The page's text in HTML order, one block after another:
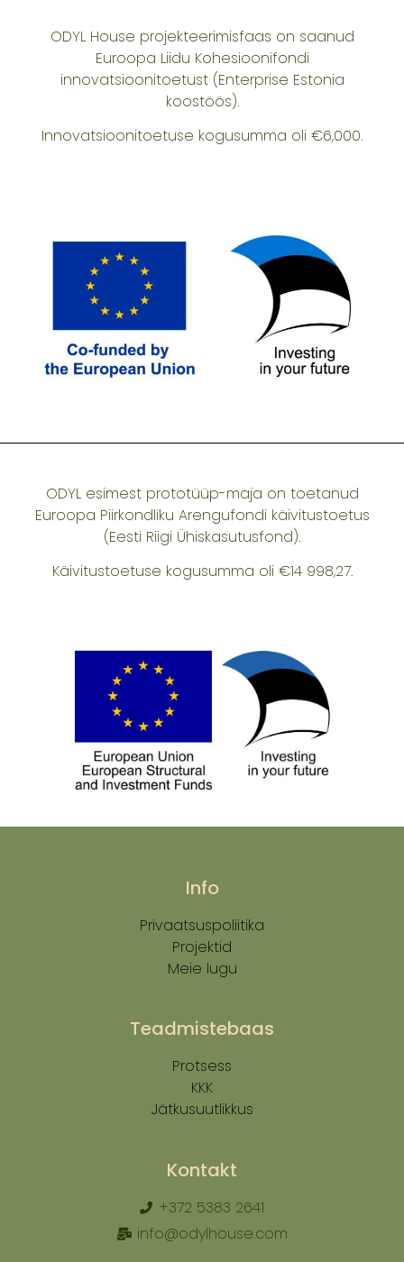
ODYL House projekteerimisfaas on saanud
Euroopa Liidu Kohesioonifondi
innovatsioonitoetust (Enterprise Estonia
koostöös).
Innovatsioonitoetuse kogusumma oli €6,000.
ODYL esimest prototüüp-maja on toetanud
Euroopa Piirkondliku Arengufondi käivitustoetus
(Eesti Riigi Ühiskasutusfond).
Käivitustoetuse kogusumma oli €14 998,27.
Info
Privaatsuspoliitika
Projektid
Meie lugu
Teadmistebaas
Protsess
KKK
Jätkusuutlikkus
Kontakt
+372 5383 2641
info@odylhouse.com